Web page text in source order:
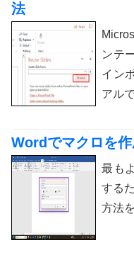
法
ンテ
イン
アル
Wordでマクロを
最も
する
方法